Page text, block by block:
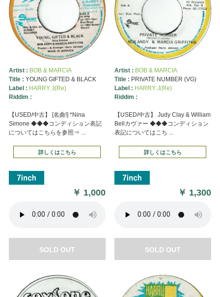
Artist : BOB & MARCIA
Title : YOUNG GIFTED & BLACK
Label : HARRY J(Re)
Riddim :
【USED/中古】 [名曲!] *Nina
Simone ◆◆◆コンディション表記
についてはこちらを参照⇒ ...
詳しくはこちら
￥ 1,000
SOLD OUT
Artist : BOB & MARCIA
Title : PRIVATE NUMBER (VG)
Label : HARRY J(Re)
Riddim :
【USED/中古】 Judy Clay & William
Bellカヴァー ◆◆◆コンディション
表記についてはこち ...
詳しくはこちら
￥ 1,300
SOLD OUT